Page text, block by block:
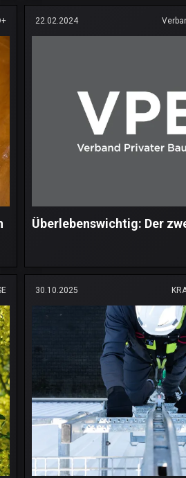
22.02.2024
Überlebenswichtig: Der
30.10.2025